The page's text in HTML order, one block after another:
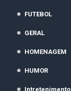
FUTEBOL
GERAL
HOMENAGEM
HUMOR
Intretenimento